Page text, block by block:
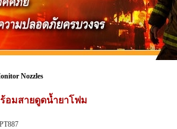
Nozzles
อมสายดูดน้ำยาโฟม